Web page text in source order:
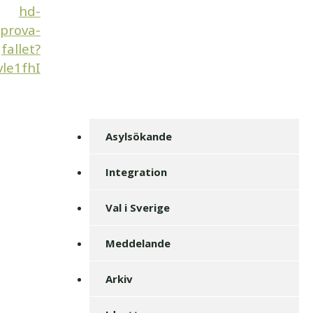
hd-
prova-
fallet?
Asylsökande
Integration
Val i Sverige
Meddelande
Arkiv